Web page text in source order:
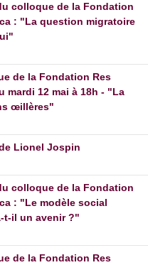
colloque de la Fondation
: "La question migratoire
de la Fondation Res
mardi 12 mai à 18h - "La
œillères"
Lionel Jospin
colloque de la Fondation
: "Le modèle social
t-il un avenir ?"
de la Fondation Res